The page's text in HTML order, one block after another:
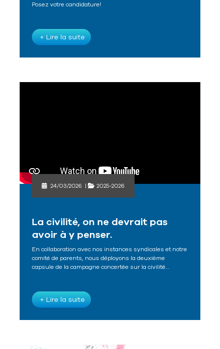
Posez votre candidature!
+ Lire la suite
24/03/2026 | 2025-2026
La civilité, on ne devrait pas
avoir à y penser.
En collaboration avec nos instances syndicales et notre
comité de parents, nous déployons la deuxième
capsule de la campagne concertée sur la civilité…
+ Lire la suite